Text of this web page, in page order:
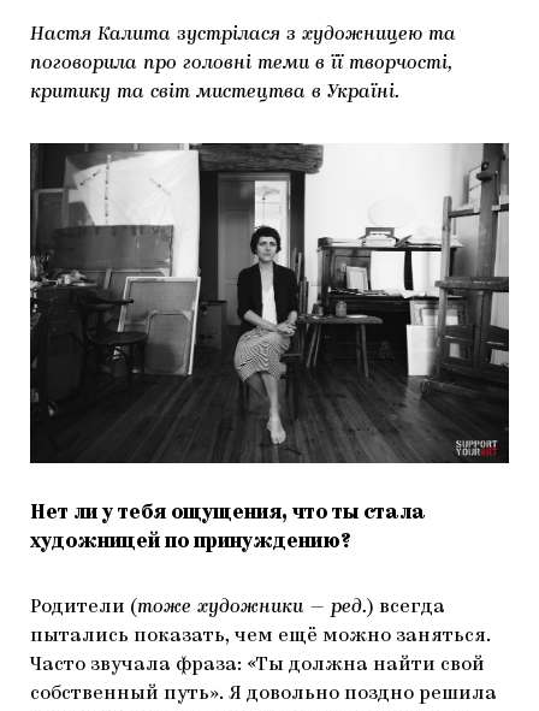
Настя Калита зустрілася з художницею та
поговорила про головні теми в її творчості,
критику та світ мистецтва в Україні.
Нет ли у тебя ощущения, что ты стала
художницей по принуждению?
Родители (тоже художники — ред.) всегда
пытались показать, чем ещё можно заняться.
Часто звучала фраза: «Ты должна найти свой
собственный путь». Я довольно поздно решила